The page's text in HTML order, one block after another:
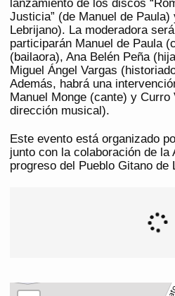
lanzamiento de los discos
Justicia” (de Manuel de Paula)
Lebrijano). La moderadora
participarán Manuel de Paula
(bailaora), Ana Belén Peña
Miguel Ángel Vargas
Además, habrá una
Manuel Monge (cante) y
dirección musical).
Este evento está organizado
junto con la colaboración de la
progreso del Pueblo Gitano de